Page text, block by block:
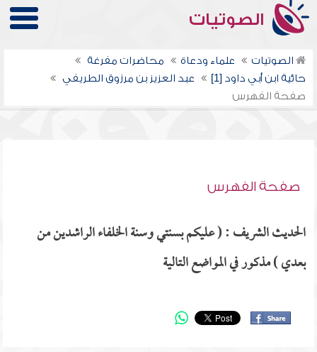
الصوتيات
الصوتيات علماء ودعاة
محاضرات مفرغة
حائية ابن أبي داود [1]
عبد العزيز بن مرزوق الطريفي
صفحة الفهرس
صفحة الفهرس
الحديث الشريف : ( عليكم بسنتي وسنة الخلفاء الراشدين من
بعدي ) مذكور في المواضع التالية